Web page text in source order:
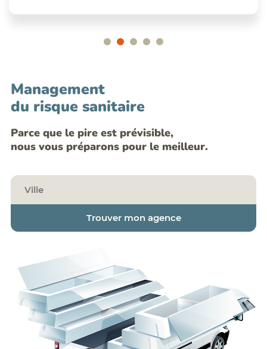
Management
du risque sanitaire
Parce que le pire est prévisible,
nous vous préparons pour le meilleur.
Trouver mon agence